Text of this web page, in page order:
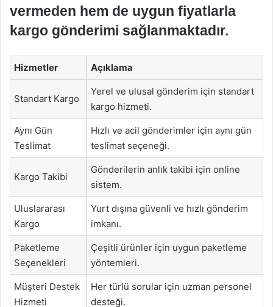
vermeden hem de uygun fiyatlarla
kargo gönderimi sağlanmaktadır.
Hizmetler Açıklama
Standart Kargo
Yerel ve ulusal gönderim için standart
kargo hizmeti.
Aynı Gün
Teslimat
Hızlı ve acil gönderimler için aynı gün
teslimat seçeneği.
Kargo Takibi
Gönderilerin anlık takibi için online
sistem.
Uluslararası
Kargo
Yurt dışına güvenli ve hızlı gönderim
imkanı.
Paketleme
Seçenekleri
Çeşitli ürünler için uygun paketleme
yöntemleri.
Müşteri Destek
Hizmeti
Her türlü sorular için uzman personel
desteği.